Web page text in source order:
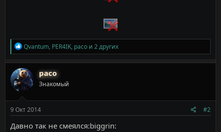
Р
е
а
к
ц
и
и
Qvantum, PER4IK, paco и 2 других
paco
Знакомый
9 Окт 2014 #2
Давно так не смеялся:biggrin: